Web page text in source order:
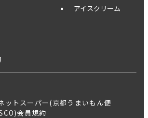
アイスクリーム
ットスーパー(京都うまいもん便
会員規約